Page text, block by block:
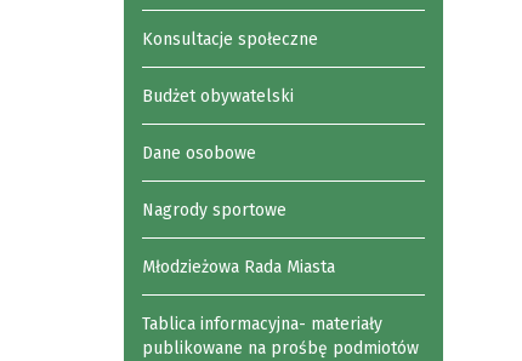
Konsultacje społeczne
Budżet obywatelski
Dane osobowe
Nagrody sportowe
Młodzieżowa Rada Miasta
Tablica informacyjna- materiały
publikowane na prośbę podmiotów